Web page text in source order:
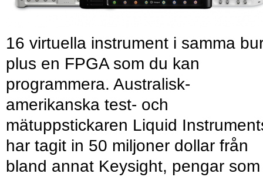
16 virtuella instrument i samma
plus en FPGA som du kan
programmera. Australisk-
amerikanska test- och
mätuppstickaren Liquid
har tagit in 50 miljoner dollar från
bland annat Keysight, pengar som